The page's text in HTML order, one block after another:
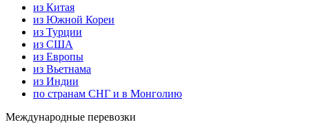
из Китая
из Южной Кореи
из Турции
из США
из Европы
из Вьетнама
из Индии
по странам СНГ и в Монголию
Международные перевозки